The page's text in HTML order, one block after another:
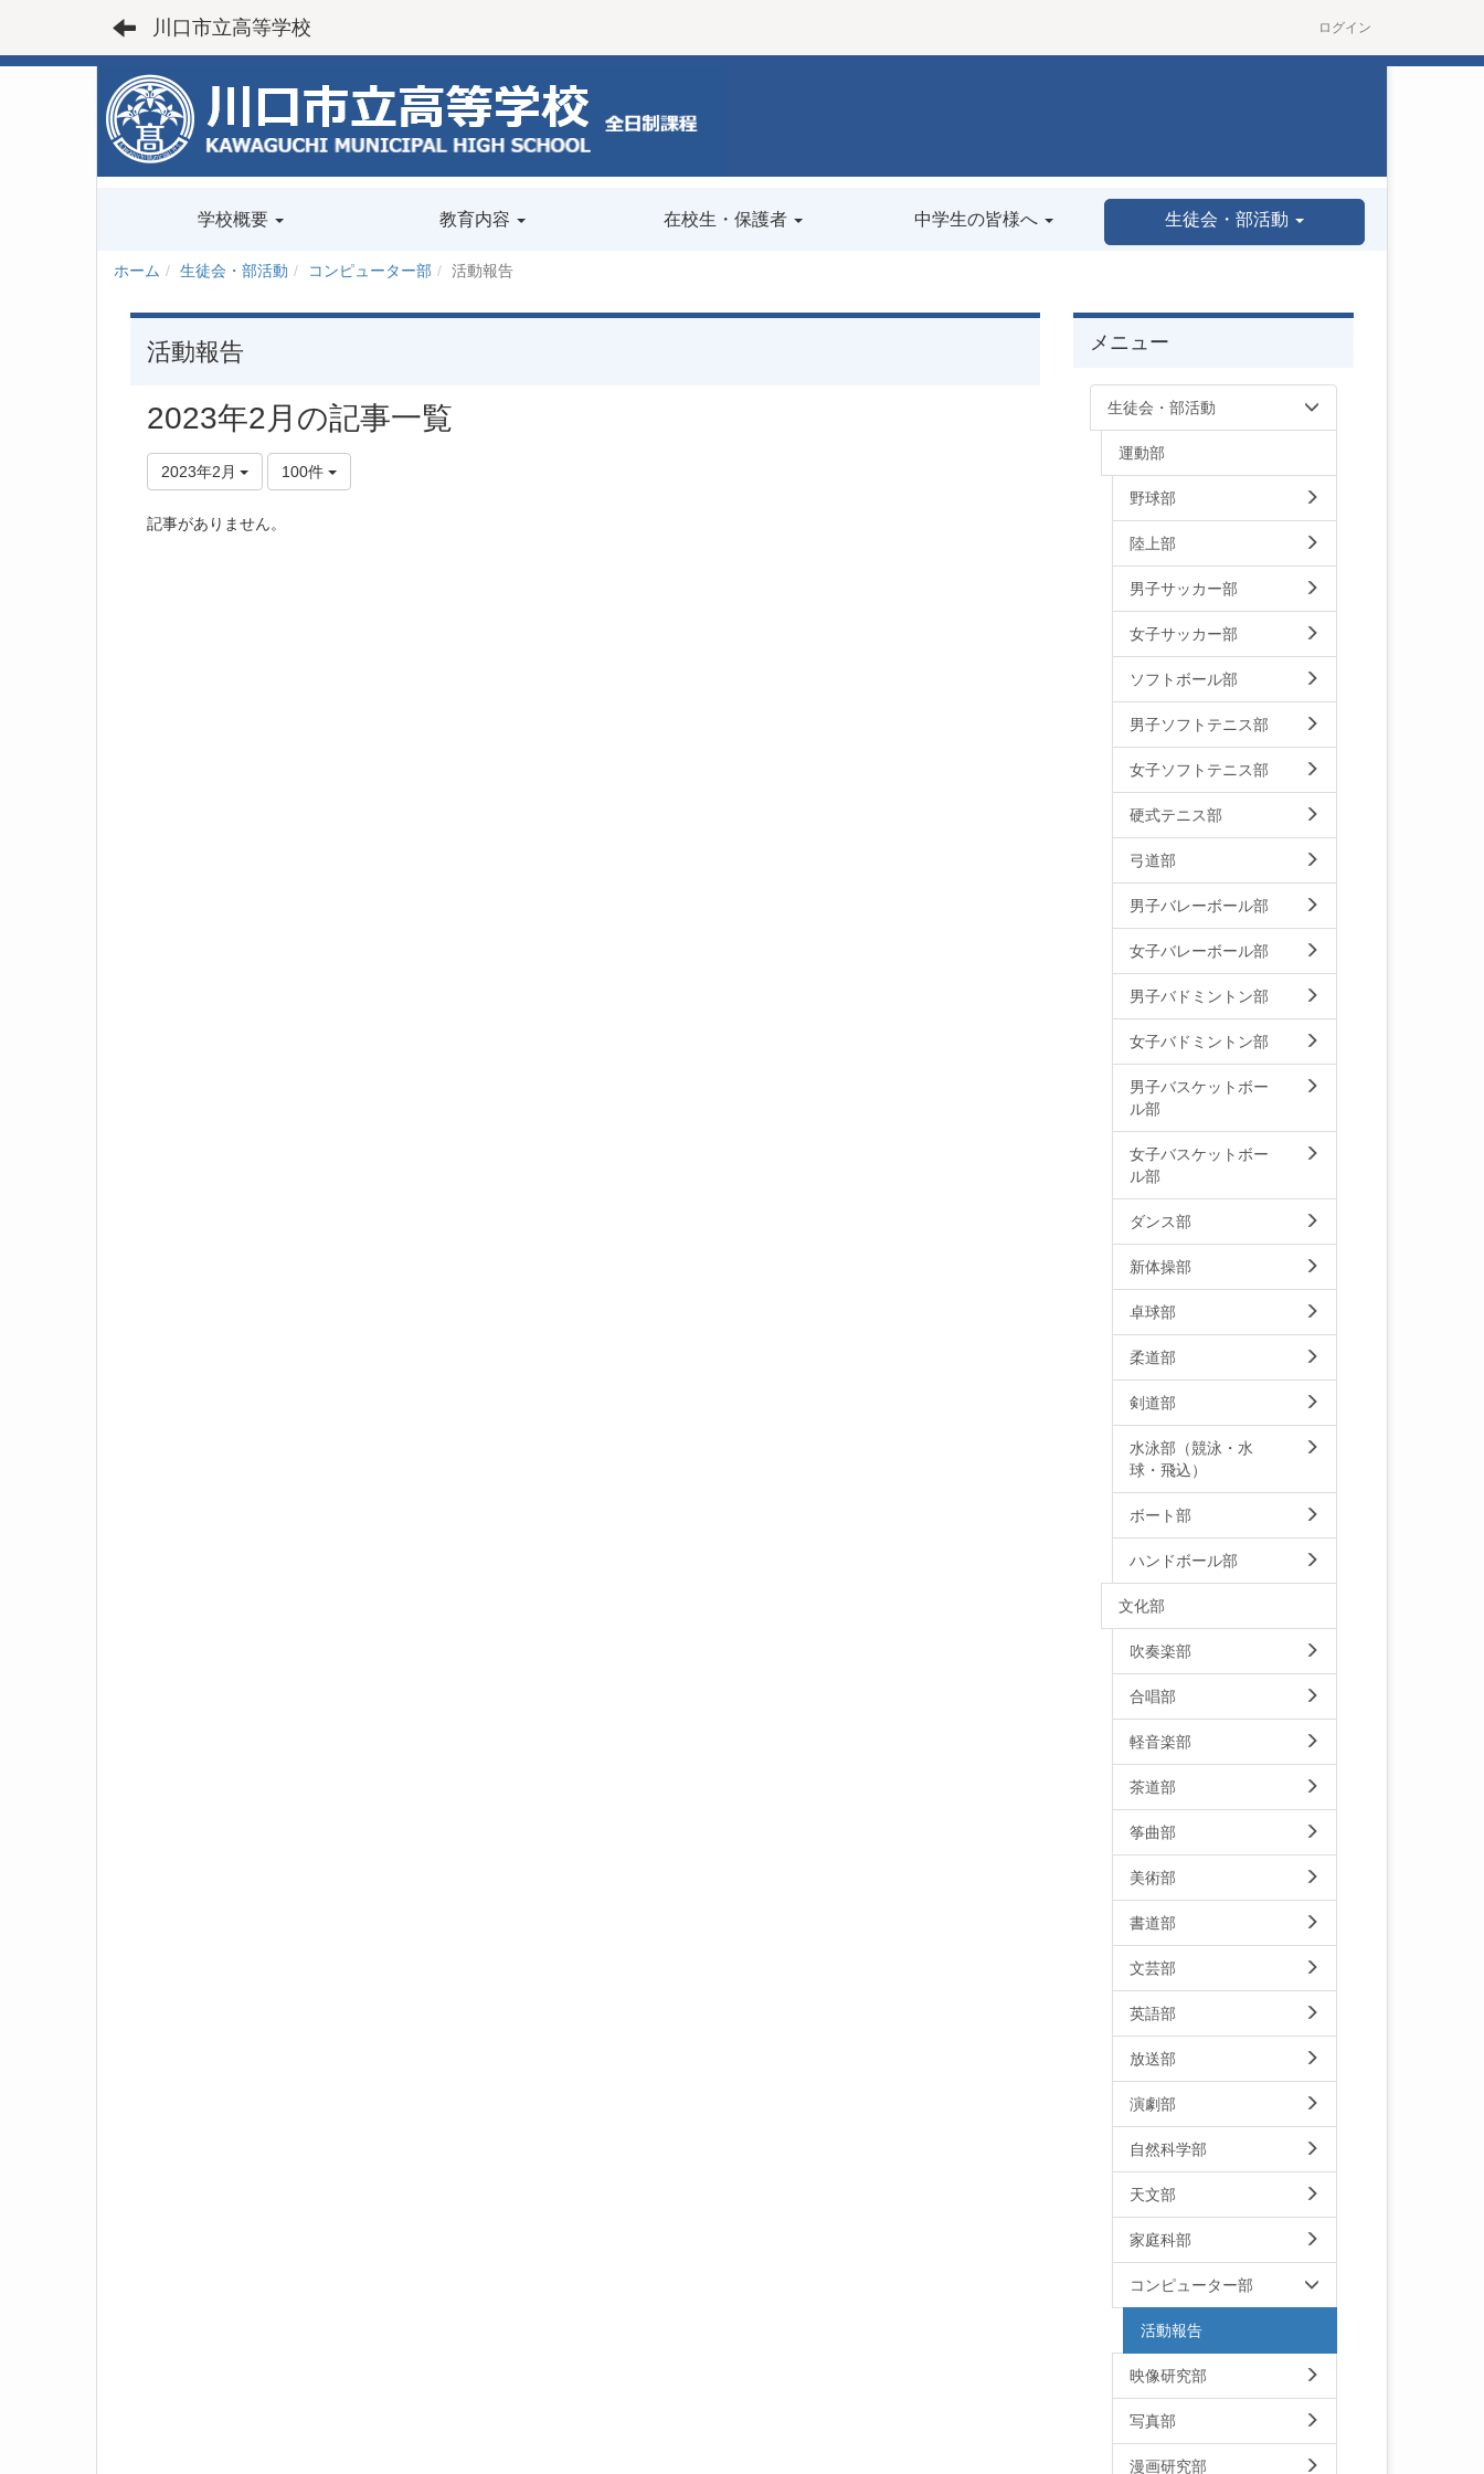
川口市立高等学校 ログイン
学校概要 教育内容 在校生・保護者 中学生の皆様へ 生徒会・部活動
ホーム 生徒会・部活動 コンピューター部 活動報告
活動報告
2023年2月の記事一覧
2023年2月 100件
記事がありません。
メニュー
生徒会・部活動
運動部
野球部
陸上部
男子サッカー部
女子サッカー部
ソフトボール部
男子ソフトテニス部
女子ソフトテニス部
硬式テニス部
弓道部
男子バレーボール部
女子バレーボール部
男子バドミントン部
女子バドミントン部
男子バスケットボー
ル部
女子バスケットボー
ル部
ダンス部
新体操部
卓球部
柔道部
剣道部
水泳部（競泳・水
球・飛込）
ボート部
ハンドボール部
文化部
吹奏楽部
合唱部
軽音楽部
茶道部
筝曲部
美術部
書道部
文芸部
英語部
放送部
演劇部
自然科学部
天文部
家庭科部
コンピューター部
活動報告
映像研究部
写真部
漫画研究部